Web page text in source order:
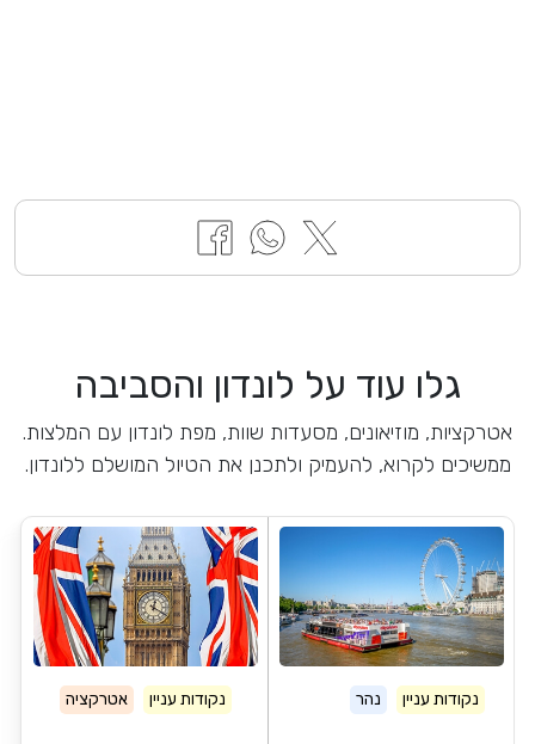
גלו עוד על לונדון והסביבה
אטרקציות, מוזיאונים, מסעדות שוות, מפת לונדון עם המלצות.
ממשיכים לקרוא, להעמיק ולתכנן את הטיול המושלם ללונדון.
נקודות עניין נהר נקודות עניין אטרקציה